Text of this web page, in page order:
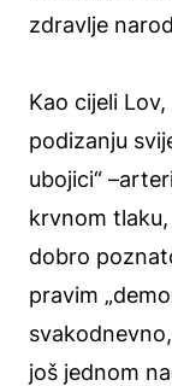
zdravlje
Kao cijeli
podizanju
ubojici“
krvnom
dobro
pravim
još jednom